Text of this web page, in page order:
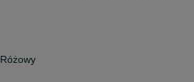
Różowy